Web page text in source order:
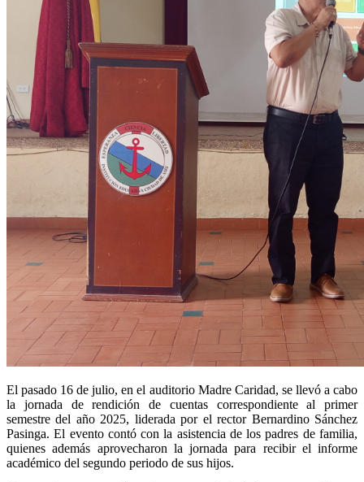
El pasado 16 de julio, en el auditorio Madre Caridad, se llevó a cabo
la jornada de rendición de cuentas correspondiente al primer
semestre del año 2025, liderada por el rector Bernardino Sánchez
Pasinga. El evento contó con la asistencia de los padres de familia,
quienes además aprovecharon la jornada para recibir el informe
académico del segundo periodo de sus hijos.